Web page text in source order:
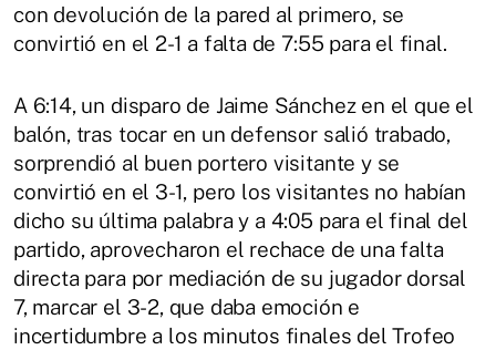
con devolución de la pared al primero, se
convirtió en el 2-1 a falta de 7:55 para el final.
A 6:14, un disparo de Jaime Sánchez en el que el
balón, tras tocar en un defensor salió trabado,
sorprendió al buen portero visitante y se
convirtió en el 3-1, pero los visitantes no habían
dicho su última palabra y a 4:05 para el final del
partido, aprovecharon el rechace de una falta
directa para por mediación de su jugador dorsal
7, marcar el 3-2, que daba emoción e
incertidumbre a los minutos finales del Trofeo